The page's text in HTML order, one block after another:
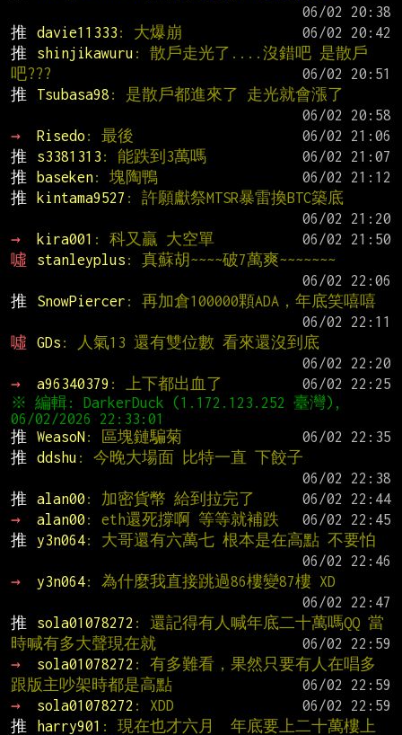
推
davie11333 : 大爆崩
推
shinjikawuru : 散戶走光了....沒錯吧 是散戶
吧???
推
Tsubasa98 : 是散戶都進來了 走光就會漲了
→
Risedo : 最後
推
s3381313 : 能跌到3萬嗎
推
baseken: 塊陶鴨
推
kintama9527 : 許願獻祭MTSR暴雷換BTC築底
→
kira001 : 科又贏 大空單
噓
stanleyplus : 真蘇胡~~~~破7萬爽~~~~~~~
推
SnowPiercer : 再加倉100000顆ADA，年底笑嘻嘻
噓
GDs : 人氣13 還有雙位數 看來還沒到底
→
a96340379 : 上下都出血了
※ 編輯: DarkerDuck (1.172.123.252 臺灣),
推
WeasoN: 區塊鏈騙菊
推
ddshu : 今晚大場面 比特一直 下餃子
推
alan00 : 加密貨幣 給到拉完了
→
alan00 : eth還死撐啊 等等就補跌
推
y3n064: 大哥還有六萬七 根本是在高點 不要怕
→
y3n064: 為什麼我直接跳過86樓變87樓 XD
推
sola01078272 : 還記得有人喊年底二十萬嗎QQ 當
時喊有多大聲現在就
→
sola01078272 : 有多難看，果然只要有人在唱多
跟版主吵架時都是高點
→
sola01078272 : XDD
推
harry901 : 現在也才六月  年底要上二十萬樓上